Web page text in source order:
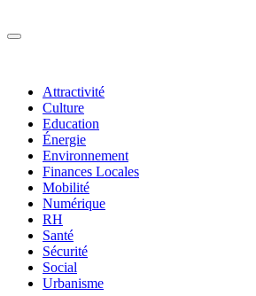
Attractivité
Culture
Education
Énergie
Environnement
Finances Locales
Mobilité
Numérique
RH
Santé
Sécurité
Social
Urbanisme